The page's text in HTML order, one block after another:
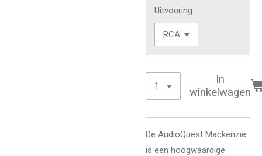
Uitvoering
In
winkelwagen
De AudioQuest Mackenzie
is een hoogwaardige